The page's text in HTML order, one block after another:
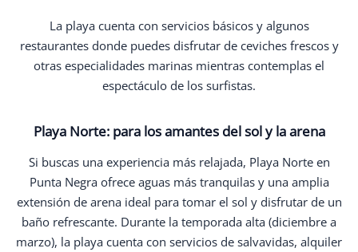
La playa cuenta con servicios básicos y algunos
restaurantes donde puedes disfrutar de ceviches frescos y
otras especialidades marinas mientras contemplas el
espectáculo de los surfistas.
Playa Norte: para los amantes del sol y la arena
Si buscas una experiencia más relajada, Playa Norte en
Punta Negra ofrece aguas más tranquilas y una amplia
extensión de arena ideal para tomar el sol y disfrutar de un
baño refrescante. Durante la temporada alta (diciembre a
marzo), la playa cuenta con servicios de salvavidas, alquiler